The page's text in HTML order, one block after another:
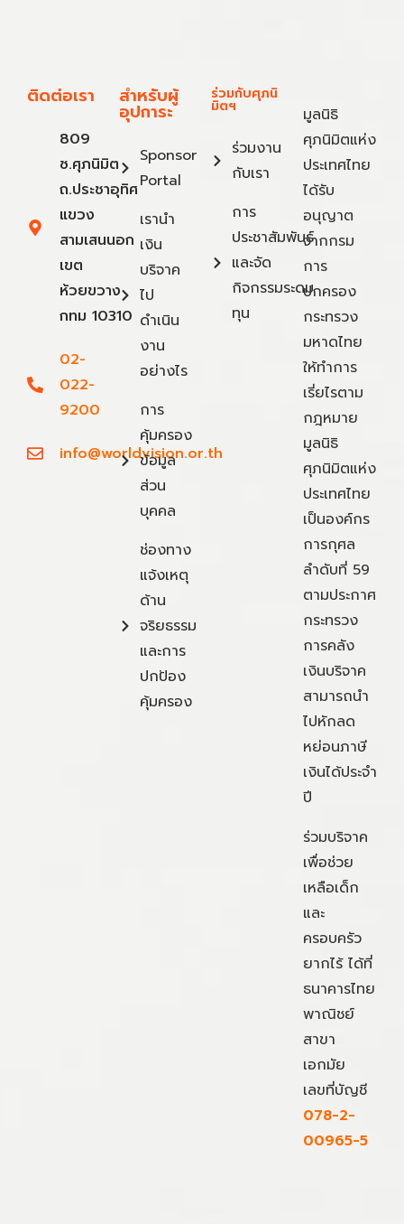
ติดต่อเรา
809
ซ.ศุภนิมิต
ถ.ประชาอุทิศ
แขวง
สามเสนนอก
เขต
ห้วยขวาง
กทม 10310
02-
022-
9200
info@worldvision.or.th
สำหรับผู้
อุปการะ
Sponsor
Portal
เรานำ
เงิน
บริจาค
ไป
ดำเนิน
งาน
อย่างไร
การ
คุ้มครอง
ข้อมูล
ส่วน
บุคคล
ช่องทาง
แจ้งเหตุ
ด้าน
จริยธรรม
และการ
ปกป้อง
คุ้มครอง
ร่วมกับศุภนิ
มิตฯ
ร่วมงาน
กับเรา
การ
ประชาสัมพันธ์
และจัด
กิจกรรมระดม
ทุน
มูลนิธิ
ศุภนิมิตแห่ง
ประเทศไทย
ได้รับ
อนุญาต
จากกรม
การ
ปกครอง
กระทรวง
มหาดไทย
ให้ทำการ
เรี่ยไรตาม
กฎหมาย
มูลนิธิ
ศุภนิมิตแห่ง
ประเทศไทย
เป็นองค์กร
การกุศล
ลำดับที่ 59
ตามประกาศ
กระทรวง
การคลัง
เงินบริจาค
สามารถนำ
ไปหักลด
หย่อนภาษี
เงินได้ประจำ
ปี
ร่วมบริจาค
เพื่อช่วย
เหลือเด็ก
และ
ครอบครัว
ยากไร้ ได้ที่
ธนาคารไทย
พาณิชย์
สาขา
เอกมัย
เลขที่บัญชี
078-2-
00965-5